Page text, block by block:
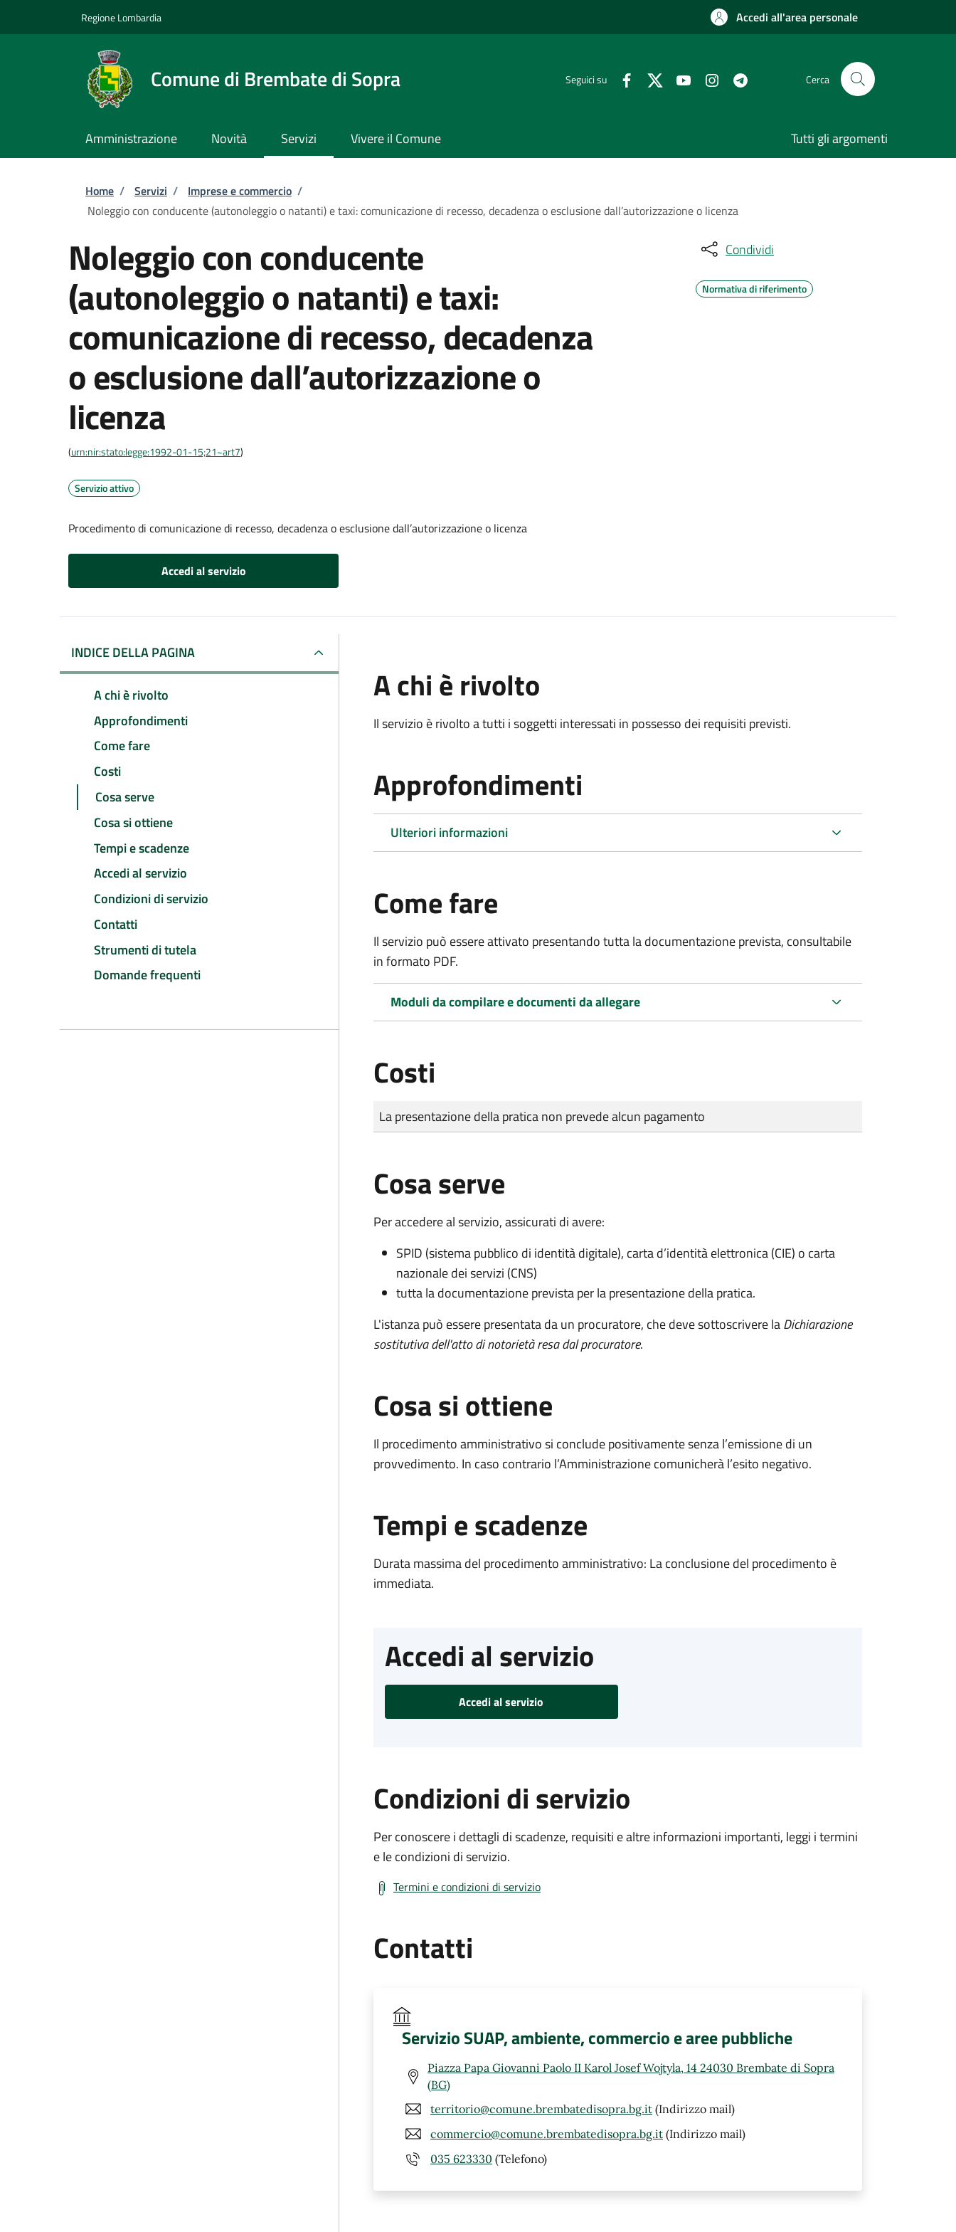
Regione Lombardia Accedi all'area personale
Comune di Brembate di Sopra Seguici su Cerca
Amministrazione Novità Servizi Vivere il Comune Tutti gli argomenti
Briciole di pane
Home / Servizi / Imprese e commercio /
Noleggio con conducente (autonoleggio o natanti) e taxi: comunicazione di recesso, decadenza o esclusione dall’autorizzazione o licenza
Noleggio con conducente
(autonoleggio o natanti) e taxi:
comunicazione di recesso, decadenza
o esclusione dall’autorizzazione o
licenza
(urn:nir:stato:legge:1992-01-15;21~art7)
Servizio attivo
Procedimento di comunicazione di recesso, decadenza o esclusione dall’autorizzazione o licenza
Accedi al servizio
Condividi
Normativa di riferimento
INDICE DELLA PAGINA
A chi è rivolto
Approfondimenti
Come fare
Costi
Cosa serve
Cosa si ottiene
Tempi e scadenze
Accedi al servizio
Condizioni di servizio
Contatti
Strumenti di tutela
Domande frequenti
A chi è rivolto
Il servizio è rivolto a tutti i soggetti interessati in possesso dei requisiti previsti.
Approfondimenti
Ulteriori informazioni
Come fare
Il servizio può essere attivato presentando tutta la documentazione prevista, consultabile
in formato PDF.
Moduli da compilare e documenti da allegare
Costi
Tipo di pagamento
Importo
La presentazione della pratica non prevede alcun pagamento
Cosa serve
Per accedere al servizio, assicurati di avere:
SPID (sistema pubblico di identità digitale), carta d’identità elettronica (CIE) o carta
nazionale dei servizi (CNS)
tutta la documentazione prevista per la presentazione della pratica.
L'istanza può essere presentata da un procuratore, che deve sottoscrivere laDichiarazione
sostitutiva dell'atto di notorietà resa dal procuratore.
Cosa si ottiene
Il procedimento amministrativo si conclude positivamente senza l’emissione di un
provvedimento. In caso contrario l’Amministrazione comunicherà l’esito negativo.
Tempi e scadenze
Durata massima del procedimento amministrativo: La conclusione del procedimento è
immediata.
Accedi al servizio
Accedi al servizio
Condizioni di servizio
Per conoscere i dettagli di scadenze, requisiti e altre informazioni importanti, leggi i termini
e le condizioni di servizio.
Termini e condizioni di servizio
Contatti
Servizio SUAP, ambiente, commercio e aree pubbliche
Piazza Papa Giovanni Paolo II Karol Josef Wojtyla, 14 24030 Brembate di Sopra
(BG)
territorio@comune.brembatedisopra.bg.it (Indirizzo mail)
commercio@comune.brembatedisopra.bg.it (Indirizzo mail)
035 623330 (Telefono)